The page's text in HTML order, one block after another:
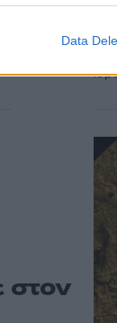
Data Ο
στον